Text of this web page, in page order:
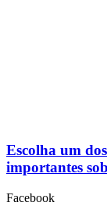
Escolha um
importantes
Facebook